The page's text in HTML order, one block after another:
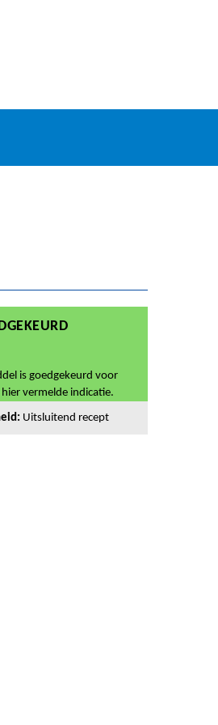
is goedgekeurd voor
vermelde indicatie.
Uitsluitend recept